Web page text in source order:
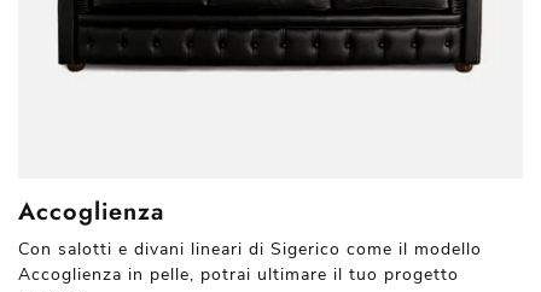
Accoglienza
Con salotti e divani lineari di Sigerico come il modello
Accoglienza in pelle, potrai ultimare il tuo progetto